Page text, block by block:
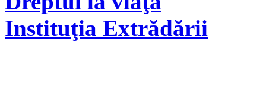
Instituţia Extrădării